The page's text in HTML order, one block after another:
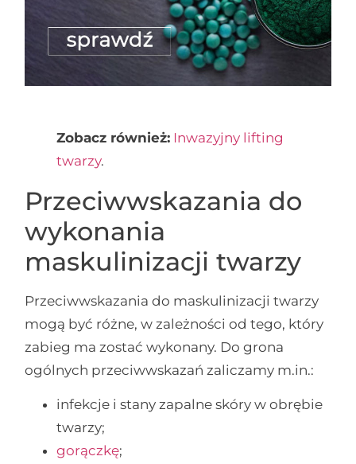
Zobacz również: Inwazyjny lifting
twarzy.
Przeciwwskazania do
wykonania
maskulinizacji twarzy
Przeciwwskazania do maskulinizacji twarzy
mogą być różne, w zależności od tego, który
zabieg ma zostać wykonany. Do grona
ogólnych przeciwwskazań zaliczamy m.in.:
infekcje i stany zapalne skóry w obrębie
twarzy;
gorączkę;